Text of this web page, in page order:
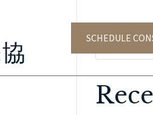
SCHEDULE